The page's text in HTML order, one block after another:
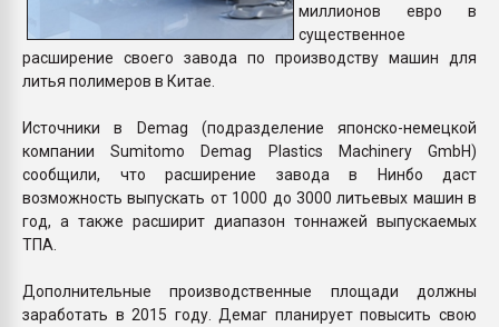
миллионов евро в
существенное
расширение своего завода по производству машин для
литья полимеров в Китае.
Источники в Demag (подразделение японско-немецкой
компании Sumitomo Demag Plastics Machinery GmbH)
сообщили, что расширение завода в Нинбо даст
возможность выпускать от 1000 до 3000 литьевых машин в
год, а также расширит диапазон тоннажей выпускаемых
ТПА.
Дополнительные производственные площади должны
заработать в 2015 году. Демаг планирует повысить свою